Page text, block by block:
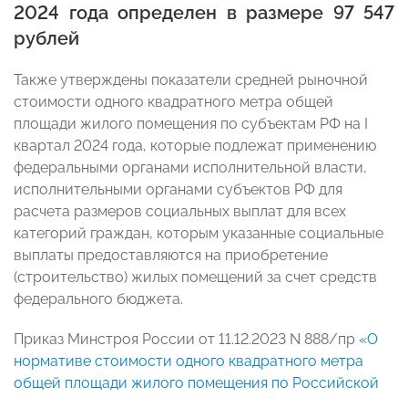
2024 года определен в размере 97 547
рублей
Также утверждены показатели средней рыночной
стоимости одного квадратного метра общей
площади жилого помещения по субъектам РФ на I
квартал 2024 года, которые подлежат применению
федеральными органами исполнительной власти,
исполнительными органами субъектов РФ для
расчета размеров социальных выплат для всех
категорий граждан, которым указанные социальные
выплаты предоставляются на приобретение
(строительство) жилых помещений за счет средств
федерального бюджета.
Приказ Минстроя России от 11.12.2023 N 888/пр «О
нормативе стоимости одного квадратного метра
общей площади жилого помещения по Российской